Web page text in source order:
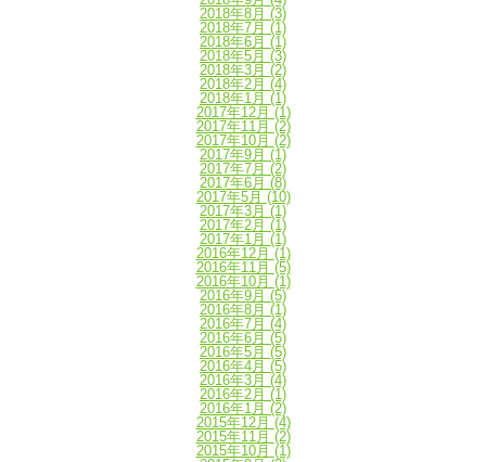
2018年8月 (3)
2018年7月 (1)
2018年6月 (1)
2018年5月 (3)
2018年3月 (2)
2018年2月 (4)
2018年1月 (1)
2017年12月 (1)
2017年11月 (2)
2017年10月 (2)
2017年9月 (1)
2017年7月 (2)
2017年6月 (8)
2017年5月 (10)
2017年3月 (1)
2017年2月 (1)
2017年1月 (1)
2016年12月 (1)
2016年11月 (5)
2016年10月 (1)
2016年9月 (5)
2016年8月 (1)
2016年7月 (4)
2016年6月 (5)
2016年5月 (5)
2016年4月 (5)
2016年3月 (4)
2016年2月 (1)
2016年1月 (2)
2015年12月 (4)
2015年11月 (2)
2015年10月 (1)